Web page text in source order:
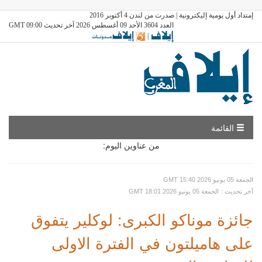
إمتداد أول يومية إليكترونية | صدرت من لندن 4 أكتوبر 2016
العدد 3604 الأحد 09 أغسطس 2026 آخر تحديث GMT 09:00
|
القائمة
من عناوين اليوم:
GMT الجمعة 05 يونيو 2026 15:40
GMT الجمعة 05 يونيو 2026 18:01
: آخر تحديث
جائزة موناكو الكبرى: لوكلير يتفوق
على هاميلتون في الفترة الاولى